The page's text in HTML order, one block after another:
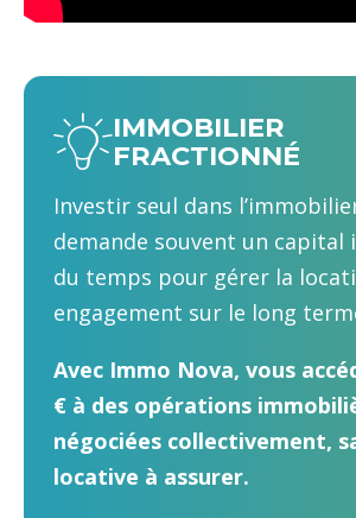
IMMOBILIER
FRACTIONNÉ
Investir seul dans
demande souvent un
du temps pour gérer la
engagement sur le long
Avec Immo Nova, vous
€ à des opérations
négociées collectivement,
locative à assurer.